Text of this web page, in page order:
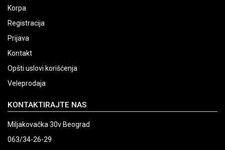
Korpa
Registracija
Prijava
Kontakt
Opšti uslovi korišćenja
Veleprodaja
KONTAKTIRAJTE NAS
Miljakovačka 30v Beograd
063/34-26-29